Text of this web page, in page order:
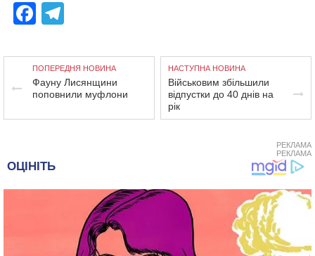
Facebook
ПОПЕРЕДНЯ НОВИНА
Фауну Лисянщини
поповнили муфлони
НАСТУПНА НОВИНА
Військовим збільшили
відпустки до 40 днів на
рік
РЕКЛАМА
РЕКЛАМА